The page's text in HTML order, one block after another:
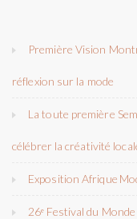
Première Vision
réflexion sur la mode
La toute première
célébrer la créativité
Exposition Afrique
26ᵉ Festival du